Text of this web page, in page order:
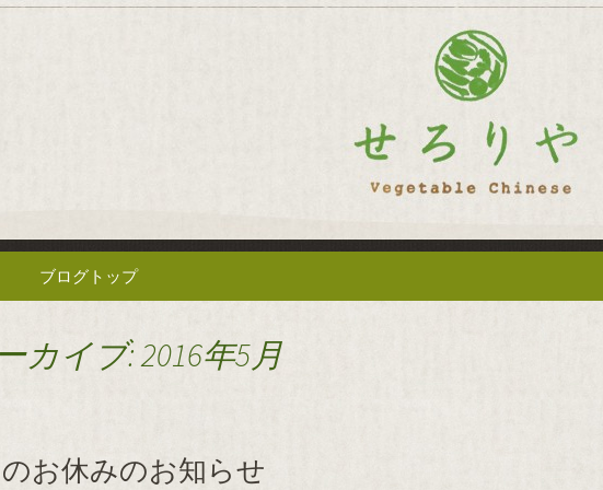
の野菜を使った創
を使った創作中華「せろりや」のブログ
ブログトップ
カイブ: 2016年5月
お休みのお知らせ